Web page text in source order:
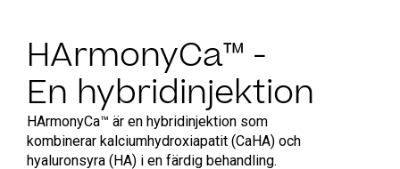
HArmonyCa™ -
En hybridinjektion
HArmonyCa™ är en hybridinjektion som
kombinerar kalciumhydroxiapatit (CaHA) och
hyaluronsyra (HA) i en färdig behandling.